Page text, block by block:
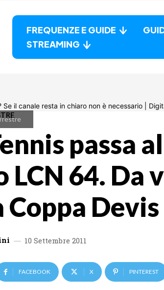
FREQUENZE E GUIDE
STREAMING
passa al
LCN 64. Da
Devis
10 Settembre 2011
FACEBOOK X PINTEREST